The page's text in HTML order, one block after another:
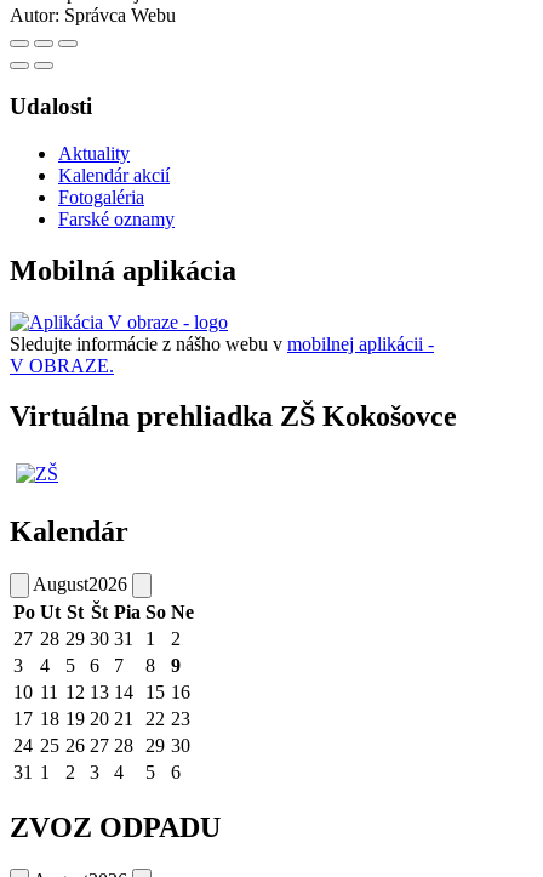
Autor: Správca Webu
Udalosti
Aktuality
Kalendár akcií
Fotogaléria
Farské oznamy
Mobilná aplikácia
Sledujte informácie z nášho webu v mobilnej aplikácii -
V OBRAZE.
Virtuálna prehliadka ZŠ Kokošovce
Kalendár
August2026
Po Ut St Št Pia So Ne
27 28 29 30 31 1
2
3
4 5 6 7 8
9
10 11 12 13 14 15 16
17 18 19 20 21 22 23
24 25 26 27 28 29 30
31 1 2 3 4 5 6
ZVOZ ODPADU